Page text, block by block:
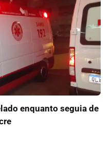
enquanto seguia de